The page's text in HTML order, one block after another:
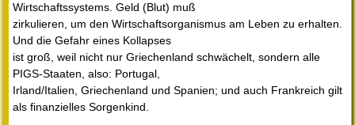
Wirtschaftssystems. Geld (Blut) muß
zirkulieren, um den Wirtschaftsorganismus am Leben zu erhalten.
Und die Gefahr eines Kollapses
ist groß, weil nicht nur Griechenland schwächelt, sondern alle
PIGS-Staaten, also: Portugal,
Irland/Italien, Griechenland und Spanien; und auch Frankreich gilt
als finanzielles Sorgenkind.